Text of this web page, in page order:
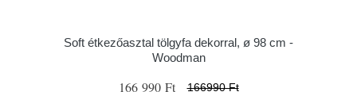
Soft étkezőasztal tölgyfa dekorral, ø 98 cm -
Woodman
166 990 Ft 166990 Ft